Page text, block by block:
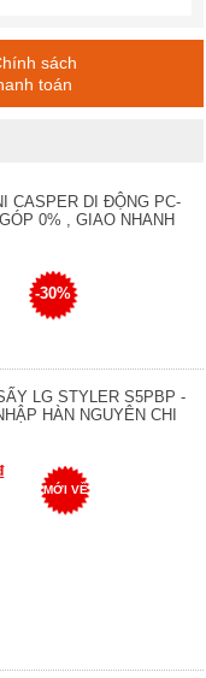
sách
toán
CASPER DI ĐỘNG PC-
0% , GIAO NHANH
-30%
LG STYLER S5PBP -
HÀN NGUYÊN CHI
MỚI VỀ